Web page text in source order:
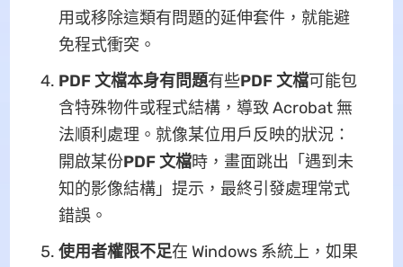
用或移除這類有問題的延伸套件，就能避
免程式衝突。
PDF 文檔本身有問題有些PDF 文檔可能包
含特殊物件或程式結構，導致 Acrobat 無
法順利處理。就像某位用戶反映的狀況：
開啟某份PDF 文檔時，畫面跳出「遇到未
知的影像結構」提示，最終引發處理常式
錯誤。
使用者權限不足在 Windows 系統上，如果